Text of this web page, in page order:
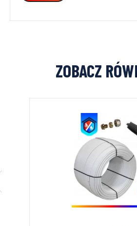
ZOBACZ